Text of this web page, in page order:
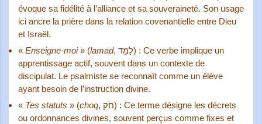
évoque sa fidélité à l’alliance et sa souveraineté. Son usage
ici ancre la prière dans la relation covenantielle entre Dieu
et Israël.
« Enseigne-moi» (lamad, לָמַד) : Ce verbe implique un
apprentissage actif, souvent dans un contexte de
discipulat. Le psalmiste se reconnaît comme un élève
ayant besoin de l’instruction divine.
« Tes statuts » (choq, חֹק) : Ce terme désigne les décrets
ou ordonnances divines, souvent perçus comme fixes et